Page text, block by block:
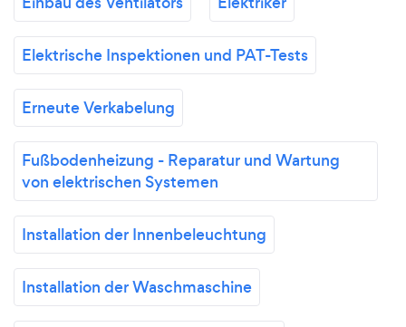
Elektrische Inspektionen und PAT-Tests
Erneute Verkabelung
Fußbodenheizung - Reparatur und Wartung
von elektrischen Systemen
Installation der Innenbeleuchtung
Installation der Waschmaschine